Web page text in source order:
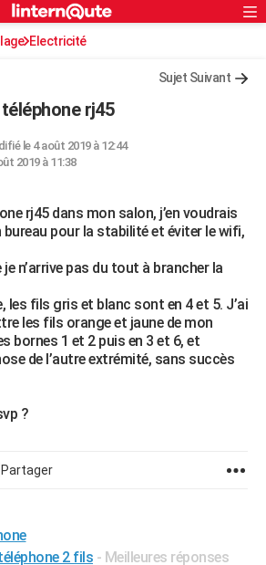
S'inscrire
Connexion
Electricité
Sujet Suivant
rj45
le 4 août 2019 à 12:44
2019 à 11:38
rj45 dans mon salon, j’en voudrais
pour la stabilité et éviter le wifi,
n’arrive pas du tout à brancher la
les fils gris et blanc sont en 4 et 5. J’ai
les fils orange et jaune de mon
bornes 1 et 2 puis en 3 et 6, et
de l’autre extrémité, sans succès
?
Partager
2 fils - Meilleures réponses